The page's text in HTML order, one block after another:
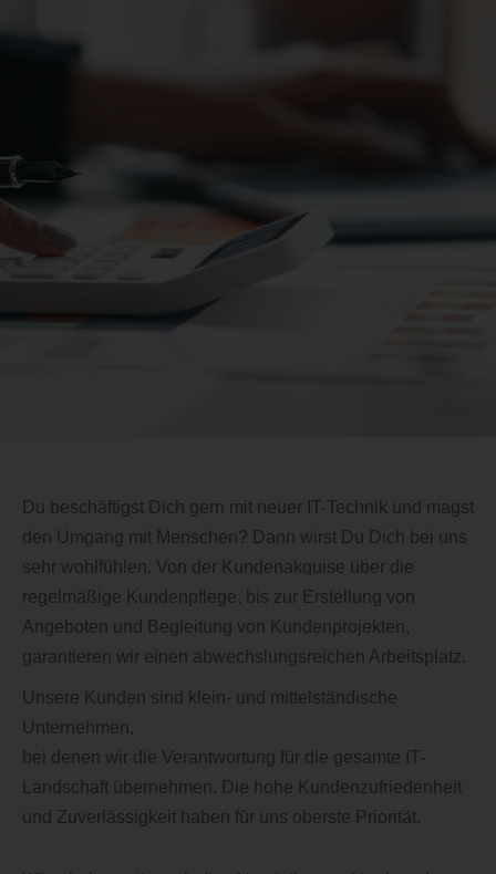
Du beschäftigst Dich gern mit neuer IT-Technik und magst
den Umgang mit Menschen? Dann wirst Du Dich bei uns
sehr wohlfühlen. Von der Kundenakquise über die
regelmäßige Kundenpflege, bis zur Erstellung von
Angeboten und Begleitung von Kundenprojekten,
garantieren wir einen abwechslungsreichen Arbeitsplatz.
Unsere Kunden sind klein- und mittelständische
Unternehmen,
bei denen wir die Verantwortung für die gesamte IT-
Landschaft übernehmen. Die hohe Kundenzufriedenheit
und Zuverlässigkeit haben für uns oberste Priorität.